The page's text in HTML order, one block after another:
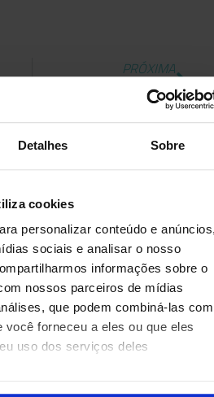
Detalhes Sobre
cookies
personalizar conteúdo e
sociais e analisar o nosso
informações sobre o
nossos parceiros de mídias
que podem combiná-las com
forneceu a eles ou que eles
uso dos serviços deles
PRÓXIMA
O julgamento de Sócrates
70 anos de tradição e
aos nossos alunos uma
vanguarda. A excelência está em
a segunda melhor escola do